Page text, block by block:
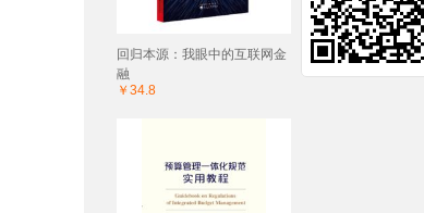
回归本源：我眼中的互联网金
融
￥34.8